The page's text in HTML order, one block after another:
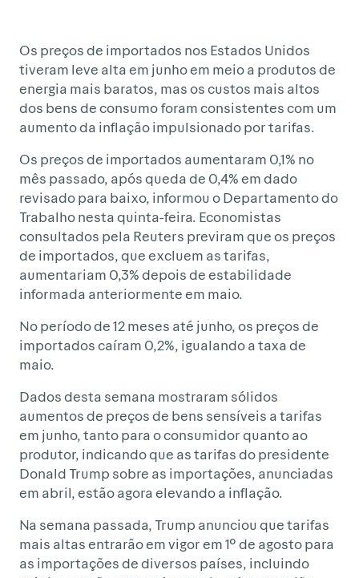
Os preços de importados nos Estados Unidos
tiveram leve alta em junho em meio a produtos de
energia mais baratos, mas os custos mais altos
dos bens de consumo foram consistentes com um
aumento da inflação impulsionado por tarifas.
Os preços de importados aumentaram 0,1% no
mês passado, após queda de 0,4% em dado
revisado para baixo, informou o Departamento do
Trabalho nesta quinta-feira. Economistas
consultados pela Reuters previram que os preços
de importados, que excluem as tarifas,
aumentariam 0,3% depois de estabilidade
informada anteriormente em maio.
No período de 12 meses até junho, os preços de
importados caíram 0,2%, igualando a taxa de
maio.
Dados desta semana mostraram sólidos
aumentos de preços de bens sensíveis a tarifas
em junho, tanto para o consumidor quanto ao
produtor, indicando que as tarifas do presidente
Donald Trump sobre as importações, anunciadas
em abril, estão agora elevando a inflação.
Na semana passada, Trump anunciou que tarifas
mais altas entrarão em vigor em 1º de agosto para
as importações de diversos países, incluindo